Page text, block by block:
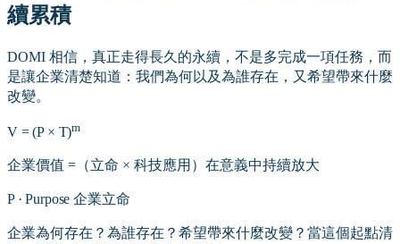
續累積
DOMI 相信，真正走得長久的永續，不是多完成一項任務，而
是讓企業清楚知道：我們為何以及為誰存在，又希望帶來什麼
改變。
V =(P × T)m
企業價值 =（立命 × 科技應用）在意義中持續放大
P·Purpose 企業立命
企業為何存在？為誰存在？希望帶來什麼改變？當這個起點清